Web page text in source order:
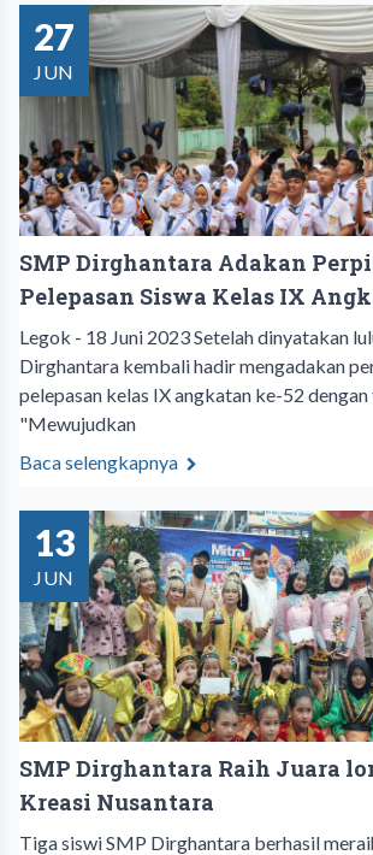
27
JUN
SMP Dirghantara Adakan
Pelepasan Siswa Kelas IX
Legok - 18 Juni 2023 Setelah dinyatakan
Dirghantara kembali hadir mengadakan
pelepasan kelas IX angkatan ke-52
"Mewujudkan
Baca selengkapnya
13
JUN
SMP Dirghantara Raih Juara
Kreasi Nusantara
Tiga siswi SMP Dirghantara berhasil